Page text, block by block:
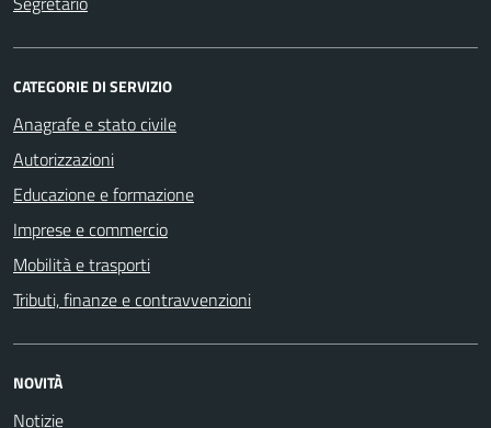
CATEGORIE DI SERVIZIO
Anagrafe e stato civile
Autorizzazioni
Educazione e formazione
Imprese e commercio
Mobilità e trasporti
Tributi, finanze e contravvenzioni
NOVITÀ
Notizie